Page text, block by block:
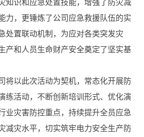
知识和应急处置技能，增强了防灾减
力，更锤炼了公司应急救援队伍的实
处置联动机制，为应对各类突发灾
产和人员生命财产安全奠定了坚实基
将以此次活动为契机，常态化开展防
练活动，不断创新培训形式、优化演
业灾害防控重点，持续提升全员应急
减灾水平，切实筑牢电力安全生产防